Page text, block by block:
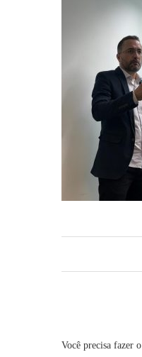
Você precisa fazer o